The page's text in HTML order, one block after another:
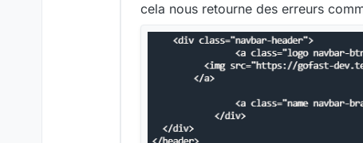
cela nous retourne des erreurs